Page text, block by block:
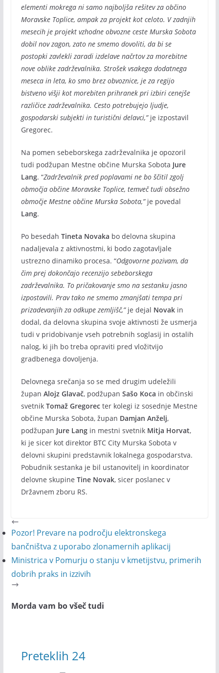
elementi mokrega ni samo najboljša rešitev za občino
Moravske Toplice, ampak za projekt kot celoto. V zadnjih
mesecih je projekt vzhodne obvozne ceste Murska Sobota
dobil nov zagon, zato ne smemo dovoliti, da bi se
postopki zavlekli zaradi izdelave načrtov za morebitne
nove oblike zadrževalnika. Strošek vsakega dodatnega
meseca in leta, ko smo brez obvoznice, je za regijo
bistveno višji kot morebiten prihranek pri izbiri cenejše
različice zadrževalnika. Cesto potrebujejo ljudje,
gospodarski subjekti in turistični delavci,”je izpostavil
Gregorec.
Na pomen sebeborskega zadrževalnika je opozoril
tudi podžupan Mestne občine Murska Sobota Jure
Lang. “Zadrževalnik pred poplavami ne bo ščitil zgolj
območja občine Moravske Toplice, temveč tudi obsežno
območje Mestne občine Murska Sobota,”je povedal
Lang.
Po besedah Tineta Novaka bo delovna skupina
nadaljevala z aktivnostmi, ki bodo zagotavljale
ustrezno dinamiko procesa. “Odgovorne pozivam, da
čim prej dokončajo recenzijo sebeborskega
zadrževalnika. To pričakovanje smo na sestanku jasno
izpostavili. Prav tako ne smemo zmanjšati tempa pri
prizadevanjih za odkupe zemljišč,”je dejal Novakin
dodal, da delovna skupina svoje aktivnosti že usmerja
tudi v pridobivanje vseh potrebnih soglasij in ostalih
nalog, ki jih bo treba opraviti pred vložitvijo
gradbenega dovoljenja.
Delovnega srečanja so se med drugim udeležili
župan Alojz Glavač, podžupan Sašo Koca in občinski
svetnik Tomaž Gregorecter kolegi iz sosednje Mestne
občine Murska Sobota, župan Damjan Anželj,
podžupan Jure Langin mestni svetnik Mitja Horvat,
ki je sicer kot direktor BTC City Murska Sobota v
delovni skupini predstavnik lokalnega gospodarstva.
Pobudnik sestanka je bil ustanovitelj in koordinator
delovne skupine Tine Novak, sicer poslanec v
Državnem zboru RS.
Pozor! Prevare na področju elektronskega
bančništva z uporabo zlonamernih aplikacij
Ministrica v Pomurju o stanju v kmetijstvu, primerih
dobrih praks in izzivih
Morda vam bo všeč tudi
Preteklih 24